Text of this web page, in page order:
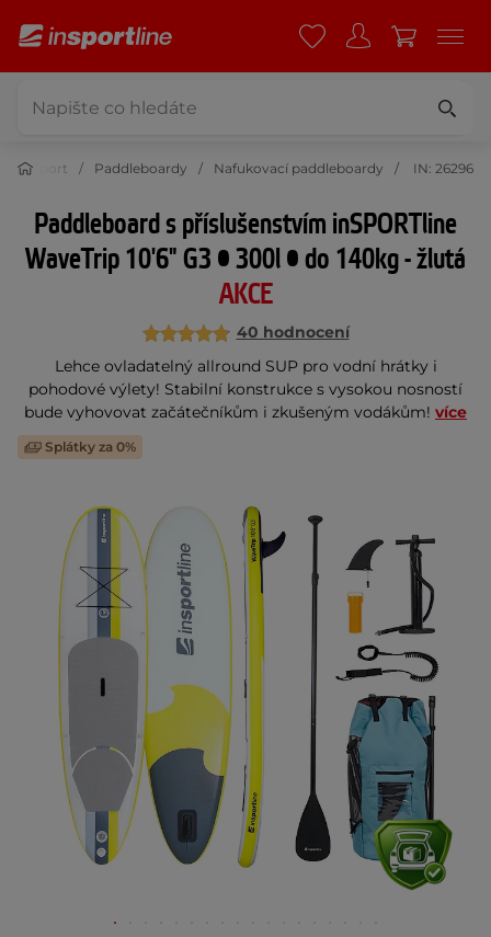
Sport Paddleboardy Nafukovací paddleboardy IN: 26296
Paddleboard s příslušenstvím inSPORTline
WaveTrip 10'6" G3 • 300l • do 140kg - žlutá
AKCE
40 hodnocení
Lehce ovladatelný allround SUP pro vodní hrátky i
pohodové výlety! Stabilní konstrukce s vysokou nosností
bude vyhovovat začátečníkům i zkušeným vodákům! více
Splátky za 0%